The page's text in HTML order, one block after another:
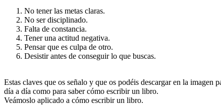
No tener las metas claras.
No ser disciplinado.
Falta de constancia.
Tener una actitud negativa.
Pensar que es culpa de otro.
Desistir antes de conseguir lo que buscas.
Estas claves que os señalo y que os podéis descargar en la imagen
día a día como para saber cómo escribir un libro.
Veámoslo aplicado a cómo escribir un libro.